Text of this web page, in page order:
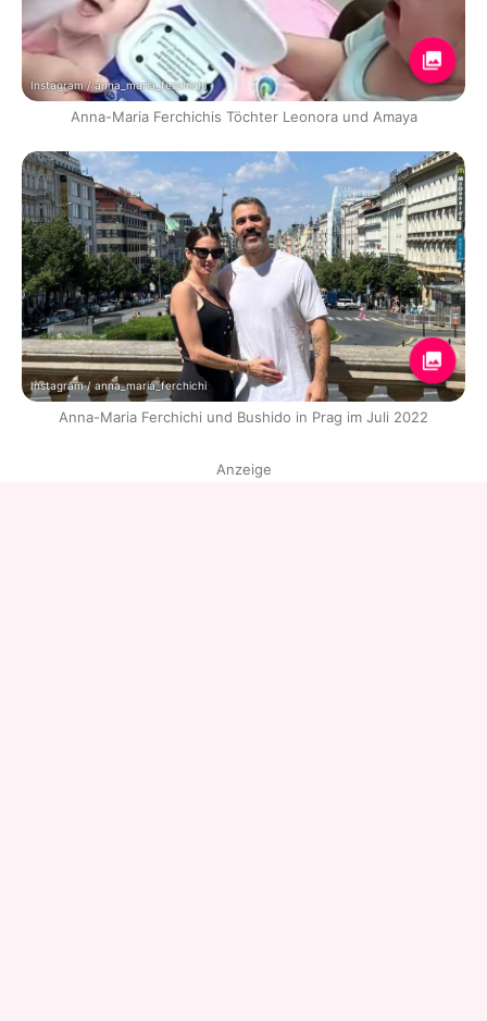
Instagram / anna_maria_ferchichi
Anna-Maria Ferchichis Töchter Leonora und Amaya
Instagram / anna_maria_ferchichi
Anna-Maria Ferchichi und Bushido in Prag im Juli 2022
Anzeige